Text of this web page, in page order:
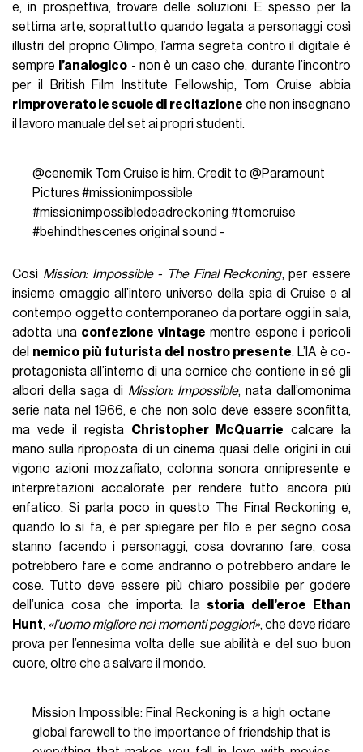
e, in prospettiva, trovare delle soluzioni. E spesso per la
settima arte, soprattutto quando legata a personaggi così
illustri del proprio Olimpo, l’arma segreta contro il digitale è
sempre
l’analogico - non è un caso che, durante l’incontro
per il British Film Institute Fellowship, Tom Cruise abbia
rimproverato le scuole di recitazione che non insegnano
il lavoro manuale del set ai propri studenti.
@cenemik Tom Cruise is him. Credit to @Paramount
Pictures #missionimpossible
#missionimpossibledeadreckoning #tomcruise
#behindthescenes original sound -
Così Mission: Impossible - The Final Reckoning, per essere
insieme omaggio all’intero universo della spia di Cruise e al
contempo oggetto contemporaneo da portare oggi in sala,
adotta una confezione vintage mentre espone i pericoli
del nemico più futurista del nostro presente. L’IA è co-
protagonista all’interno di una cornice che contiene in sé gli
albori della saga di Mission: Impossible, nata dall’omonima
serie nata nel 1966, e che non solo deve essere sconfitta,
ma vede il regista Christopher McQuarrie calcare la
mano sulla riproposta di un cinema quasi delle origini in cui
vigono azioni mozzafiato, colonna sonora onnipresente e
interpretazioni accalorate per rendere tutto ancora più
enfatico. Si parla poco in questo The Final Reckoning e,
quando lo si fa, è per spiegare per filo e per segno cosa
stanno facendo i personaggi, cosa dovranno fare, cosa
potrebbero fare e come andranno o potrebbero andare le
cose. Tutto deve essere più chiaro possibile per godere
dell’unica cosa che importa: la storia dell’eroe Ethan
Hunt, «l’uomo migliore nei momenti peggiori», che deve ridare
prova per l’ennesima volta delle sue abilità e del suo buon
cuore, oltre che a salvare il mondo.
Mission Impossible: Final Reckoning is a high octane
global farewell to the importance of friendship that is